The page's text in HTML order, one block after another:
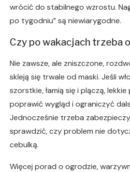
wrócić do stabilnego wzrostu.
po tygodniu” są niewiarygodne.
Czy po wakacjach trzeba
Nie zawsze, ale zniszczone,
skleją się trwale od maski. Jeśli
szorstkie, łamią się i plączą,
poprawić wygląd i ograniczyć
Jednocześnie trzeba
sprawdzić, czy problem nie
cebulką.
Więcej porad o ogrodzie,